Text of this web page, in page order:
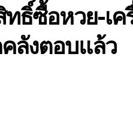
ธิ์ซื้อหวย-เ
ลังตอบแล้ว